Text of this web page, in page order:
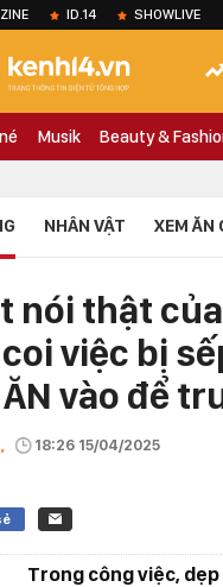
ID.14 SHOWLIVE
Musik Beauty &
NHÂN VẬT XEM ĂN
nói thật
việc bị
vào để
18:26 15/04/2025
Trong công việc,